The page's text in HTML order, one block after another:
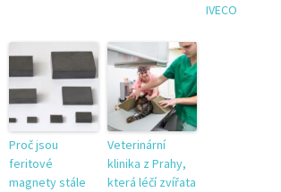
IVECO
Proč jsou
feritové
magnety stále
Veterinární
klinika z Prahy,
která léčí zvířata